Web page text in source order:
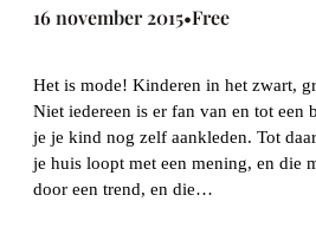
16 november 2015•Free
Het is mode! Kinderen in het zwart,
Niet iedereen is er fan van en tot een
je je kind nog zelf aankleden. Tot
je huis loopt met een mening, en die
door een trend, en die…